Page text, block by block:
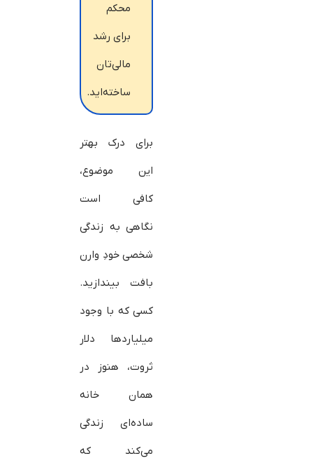
محکم
برای رشد
مالی‌تان
ساخته‌اید.
برای درک بهتر
این موضوع،
کافی است
نگاهی به زندگی
شخصی خودِ وارن
بافت بیندازید.
کسی که با وجود
میلیاردها دلار
ثروت، هنوز در
همان خانه
ساده‌ای زندگی
می‌کند که